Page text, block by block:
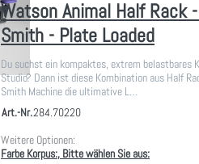
Watson Animal Half Rack
Smith - Plate Loaded
Du suchst ein kompaktes, extrem belastbares
Studio? Dann ist diese Kombination aus Half
Smith Machine die ultimative L…
Art.-Nr.284.70220
Weitere Optionen:
Farbe Korpus:, Bitte wählen Sie aus: